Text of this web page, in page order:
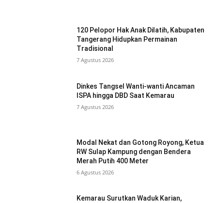
120 Pelopor Hak Anak Dilatih, Kabupaten
Tangerang Hidupkan Permainan
Tradisional
7 Agustus 2026
Dinkes Tangsel Wanti-wanti Ancaman
ISPA hingga DBD Saat Kemarau
7 Agustus 2026
Modal Nekat dan Gotong Royong, Ketua
RW Sulap Kampung dengan Bendera
Merah Putih 400 Meter
6 Agustus 2026
Kemarau Surutkan Waduk Karian,